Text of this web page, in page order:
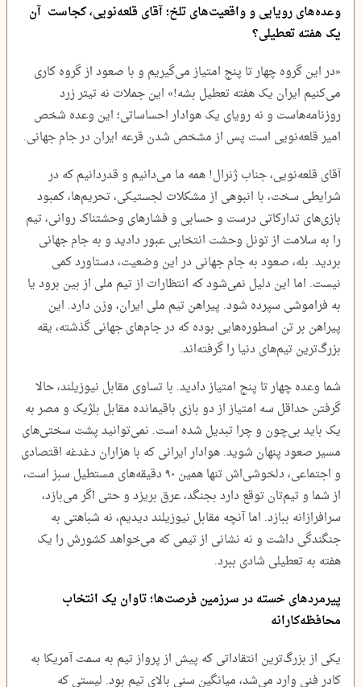
وعده‌های رویایی و واقعیت‌های تلخ؛ آقای قلعه‌نویی، کجاست آن
یک هفته تعطیلی؟
«در این گروه چهار تا پنج امتیاز می‌گیریم و با صعود از گروه کاری
می‌کنیم ایران یک هفته تعطیل بشه!» این جملات نه تیتر زرد
روزنامه‌هاست و نه رویای یک هوادار احساساتی؛ این وعده شخص
امیر قلعه‌نویی است پس از مشخص شدن قرعه ایران در جام جهانی.
آقای قلعه‌نویی، جناب ژنرال! همه ما می‌دانیم و قدردانیم که در
شرایطی سخت، با انبوهی از مشکلات لجستیکی، تحریم‌ها، کمبود
بازی‌های تدارکاتی درست و حسابی و فشارهای وحشتناک روانی، تیم
را به سلامت از تونل وحشت انتخابی عبور دادید و به جام جهانی
بردید. بله، صعود به جام جهانی در این وضعیت، دستاورد کمی
نیست. اما این دلیل نمی‌شود که انتظارات از تیم ملی از بین برود یا
به فراموشی سپرده شود. پیراهن تیم ملی ایران، وزن دارد. این
پیراهن بر تن اسطوره‌هایی بوده که در جام‌های جهانی گذشته، یقه
بزرگ‌ترین تیم‌های دنیا را گرفته‌اند.
شما وعده چهار تا پنج امتیاز دادید. با تساوی مقابل نیوزیلند، حالا
گرفتن حداقل سه امتیاز از دو بازی باقیمانده مقابل بلژیک و مصر به
یک باید بی‌چون و چرا تبدیل شده است. نمی‌توانید پشت سختی‌های
مسیر صعود پنهان شوید. هوادار ایرانی که با هزاران دغدغه اقتصادی
و اجتماعی، دلخوشی‌اش تنها همین ۹۰ دقیقه‌های مستطیل سبز است،
از شما و تیم‌تان توقع دارد بجنگد، عرق بریزد و حتی اگر می‌بازد،
سرافرازانه ببازد. اما آنچه مقابل نیوزیلند دیدیم، نه شباهتی به
جنگندگی داشت و نه نشانی از تیمی که می‌خواهد کشورش را یک
هفته به تعطیلی شادی ببرد.
پیرمردهای خسته در سرزمین فرصت‌ها؛ تاوان یک انتخاب
محافظه‌کارانه
یکی از بزرگ‌ترین انتقاداتی که پیش از پرواز تیم به سمت آمریکا به
کادر فنی وارد می‌شد، میانگین سنی بالای تیم بود. لیستی که